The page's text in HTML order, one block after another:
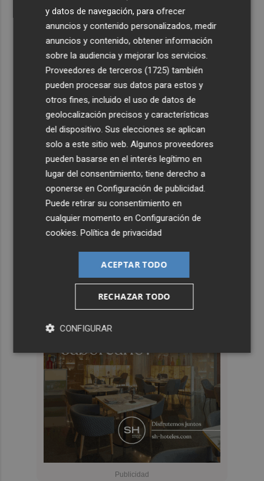
y datos de navegación, para ofrecer
anuncios y contenido personalizados, medir
anuncios y contenido, obtener información
sobre la audiencia y mejorar los servicios.
Proveedores de terceros (1725) también
pueden procesar sus datos para estos y
otros fines, incluido el uso de datos de
geolocalización precisos y características
del dispositivo. Sus elecciones se aplican
solo a este sitio web. Algunos proveedores
pueden basarse en el interés legítimo en
lugar del consentimiento; tiene derecho a
oponerse enConfiguración de publicidad
Puede retirar su consentimiento en
cualquier momento enConfiguración de
cookies .Política de privacidad
ACEPTAR TODO
RECHAZAR TODO
CONFIGURAR